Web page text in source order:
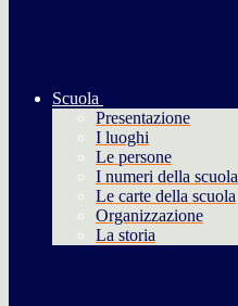
Scuola
Presentazione
I luoghi
Le persone
I numeri della scuola
Le carte della scuola
Organizzazione
La storia